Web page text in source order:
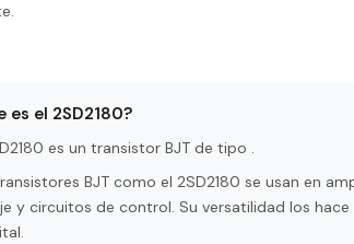
es el 2SD2180?
es un transistor BJT de tipo .
BJT como el 2SD2180 se usan en
y circuitos de control. Su versatilidad los